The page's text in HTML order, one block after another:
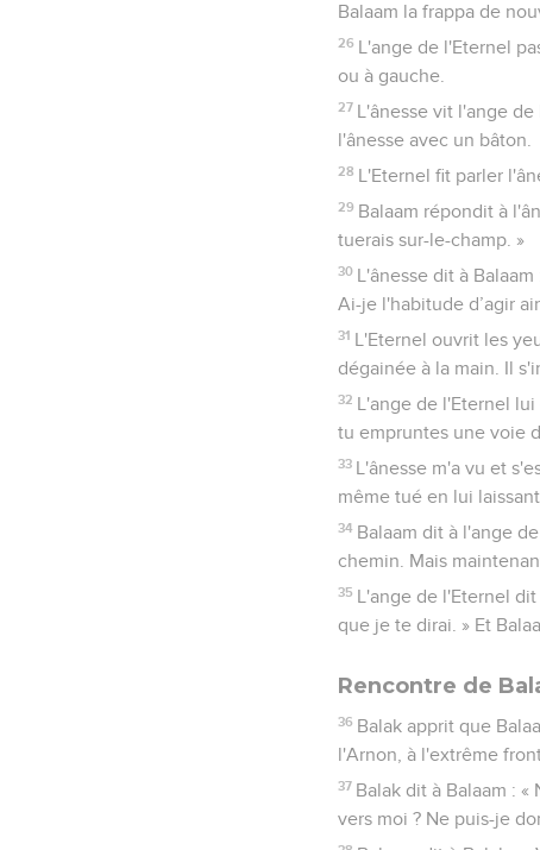
Balaam la frappa de
26 L'ange de l'Eternel
ou à gauche.
27 L'ânesse vit l'ange de
l'ânesse avec un bâton.
28 L'Eternel fit parler
29 Balaam répondit à
tuerais sur-le-champ. »
30 L'ânesse dit à
Ai-je l'habitude d’agir
31 L'Eternel ouvrit les
dégainée à la main. Il
32 L'ange de l'Eternel
tu empruntes une voie
33 L'ânesse m'a vu et
même tué en lui
34 Balaam dit à l'ange
chemin. Mais
35 L'ange de l'Eternel
que je te dirai. » Et
Rencontre de
36 Balak apprit que
l'Arnon, à l'extrême
37 Balak dit à Balaam :
vers moi ? Ne puis-je